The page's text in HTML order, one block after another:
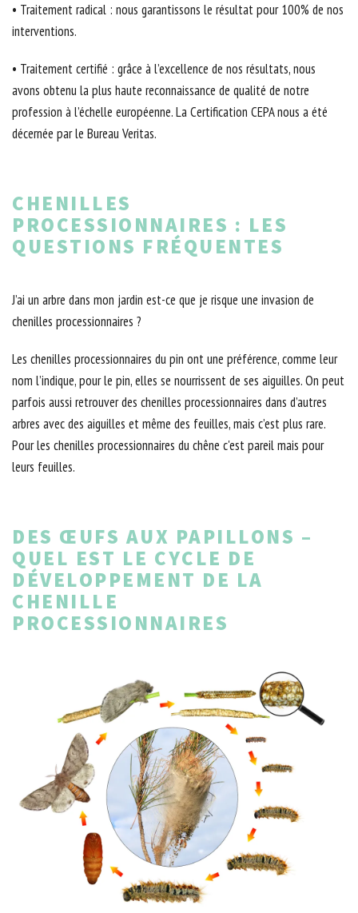
• Traitement radical : nous garantissons le résultat pour 100% de nos
interventions.
• Traitement certifié : grâce à l’excellence de nos résultats, nous
avons obtenu la plus haute reconnaissance de qualité de notre
profession à l’échelle européenne. La Certification CEPA nous a été
décernée par le Bureau Veritas.
CHENILLES
PROCESSIONNAIRES : LES
QUESTIONS FRÉQUENTES
J’ai un arbre dans mon jardin est-ce que je risque une invasion de
chenilles processionnaires ?
Les chenilles processionnaires du pin ont une préférence, comme leur
nom l’indique, pour le pin, elles se nourrissent de ses aiguilles. On peut
parfois aussi retrouver des chenilles processionnaires dans d’autres
arbres avec des aiguilles et même des feuilles, mais c’est plus rare.
Pour les chenilles processionnaires du chêne c'est pareil mais pour
leurs feuilles.
DES ŒUFS AUX PAPILLONS –
QUEL EST LE CYCLE DE
DÉVELOPPEMENT DE LA
CHENILLE
PROCESSIONNAIRES